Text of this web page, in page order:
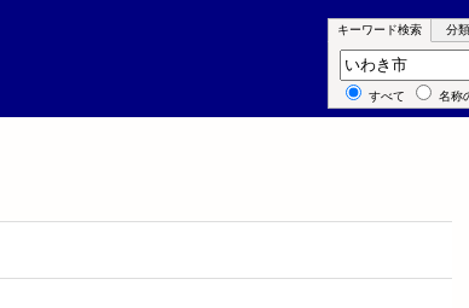
キーワード検索 分
キーワード検索
すべて 名称